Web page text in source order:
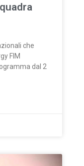
che
FIM
dal 2